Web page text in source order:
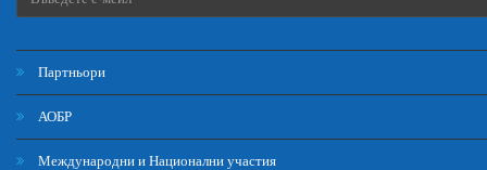
Партньори
АОБР
Международни и Национални участия